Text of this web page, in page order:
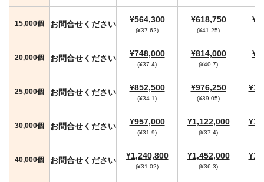
15,000個 お問合せください ¥564,300
(¥37.62)
¥618,750
(¥41.25)
20,000個 お問合せください ¥748,000
(¥37.4)
¥814,000
(¥40.7)
25,000個 お問合せください ¥852,500
(¥34.1)
¥976,250
(¥39.05)
30,000個 お問合せください ¥957,000
(¥31.9)
¥1,122,000
(¥37.4)
40,000個 お問合せください ¥1,240,800
(¥31.02)
¥1,452,000
(¥36.3)